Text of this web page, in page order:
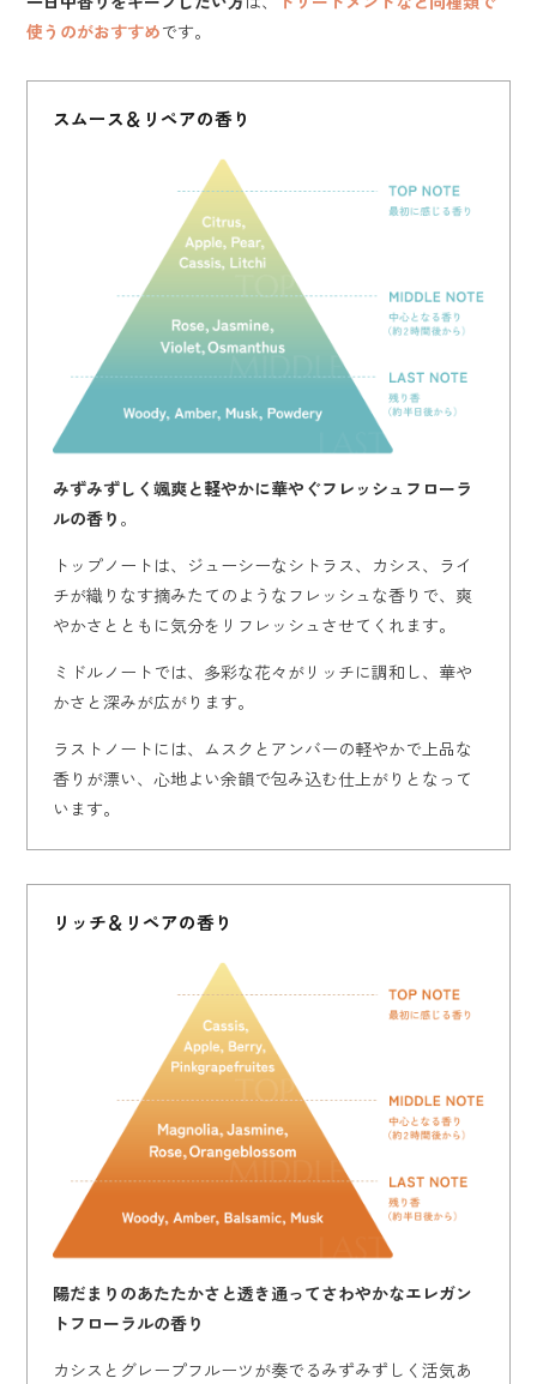
使うのがおすすめです。
スムース＆リペアの香り
みずみずしく颯爽と軽やかに華やぐフレッシュフローラ
ルの香り 。
トップノートは、ジューシーなシトラス、カシス、ライ
チが織りなす摘みたてのようなフレッシュな香りで、爽
やかさとともに気分をリフレッシュさせてくれます。
ミドルノートでは、多彩な花々がリッチに調和し、華や
かさと深みが広がります。
ラストノートには、ムスクとアンバーの軽やかで上品な
香りが漂い、心地よい余韻で包み込む仕上がりとなって
います。
リッチ＆リペアの香り
陽だまりのあたたかさと透き通ってさわやかなエレガン
トフローラルの香り
カシスとグレープフルーツが奏でるみずみずしく活気あ